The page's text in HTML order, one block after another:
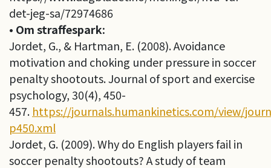
det-jeg-sa/72974686
• Om straffespark:
Jordet, G., & Hartman, E. (2008). Avoidance
motivation and choking under pressure in soccer
penalty shootouts. Journal of sport and exercise
psychology, 30(4), 450-
457. https://journals.humankinetics.com/view/
p450.xml
Jordet, G. (2009). Why do English players fail in
soccer penalty shootouts? A study of team